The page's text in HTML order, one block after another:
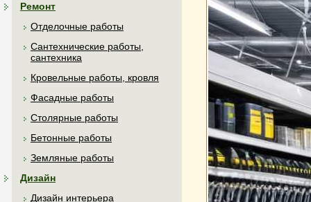
Ремонт
Отделочные работы
Сантехнические работы,
сантехника
Кровельные работы, кровля
Фасадные работы
Столярные работы
Бетонные работы
Земляные работы
Дизайн
Дизайн интерьера